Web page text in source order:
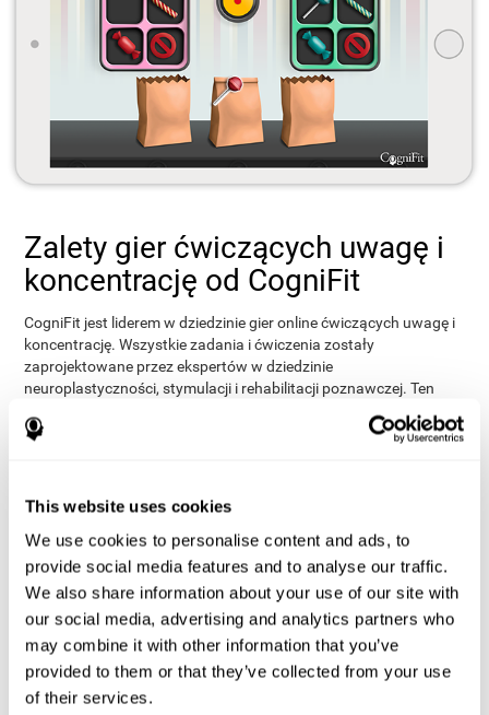
This website uses cookies
We use cookies to personalise content and ads, to
provide social media features and to analyse our traffic.
We also share information about your use of our site with
our social media, advertising and analytics partners who
may combine it with other information that you’ve
provided to them or that they’ve collected from your use
of their services.
Zalety gier ćwiczących uwagę i
koncentrację od CogniFit
CogniFit jest liderem w dziedzinie gier online ćwiczących uwagę i
koncentrację. Wszystkie zadania i ćwiczenia zostały
zaprojektowane przez ekspertów w dziedzinie
neuroplastyczności, stymulacji i rehabilitacji poznawczej. Ten
i rehabilitacji oferuje wiele różnych korzyści:
żadnego doświadczenia w neurologii, psychologii lub
technologii.CogniFit jest prosty i intuicyjny, a zadania do
trenowania uwagi i koncentracji są wydajne i łatwe w
Przyjazny dla użytkownika design
pomaga zmotywować
użytkowników , zwłaszcza dzieci, co może zwiększyć
efektywność treningu.
Gry treningowe dla uwagi od CogniFit zostały
zaprojektowane tak, aby